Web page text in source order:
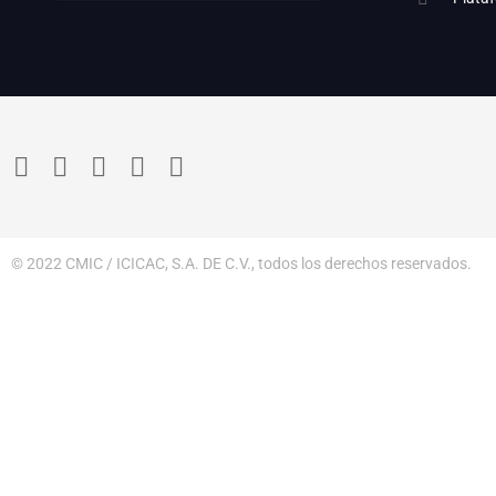
© 2022 CMIC / ICICAC, S.A. DE C.V., todos los derechos reservados.